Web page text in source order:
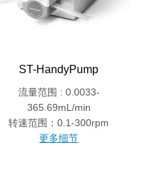
ST-HandyPump
流量范围 : 0.0033-
365.69mL/min
转速范围：0.1-300rpm
更多细节